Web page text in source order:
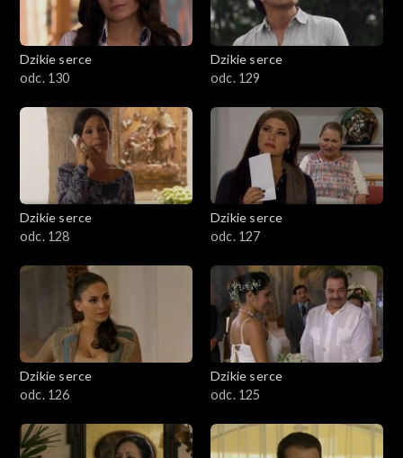
Dzikie serce
odc. 130
Dzikie serce
odc. 129
Dzikie serce
odc. 128
Dzikie serce
odc. 127
Dzikie serce
odc. 126
Dzikie serce
odc. 125